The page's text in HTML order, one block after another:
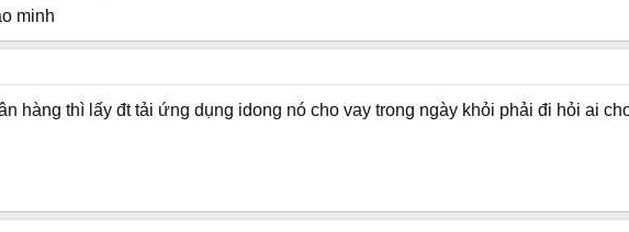
minh
hàng thì lấy đt tải ứng dụng idong nó cho vay trong ngày khỏi phải đi hỏi ai